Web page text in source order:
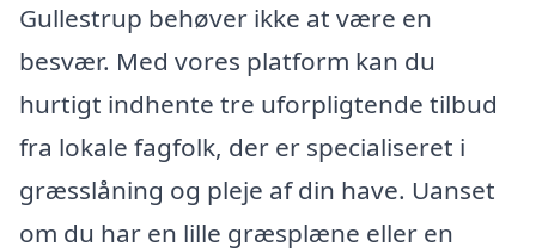
Gullestrup behøver ikke at være en
besvær. Med vores platform kan du
hurtigt indhente tre uforpligtende tilbud
fra lokale fagfolk, der er specialiseret i
græsslåning og pleje af din have. Uanset
om du har en lille græsplæne eller en